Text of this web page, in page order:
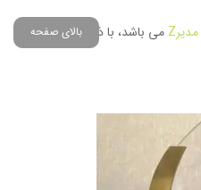
مدیرZ می باشد، با ذکر منبع حق
بالای صفحه